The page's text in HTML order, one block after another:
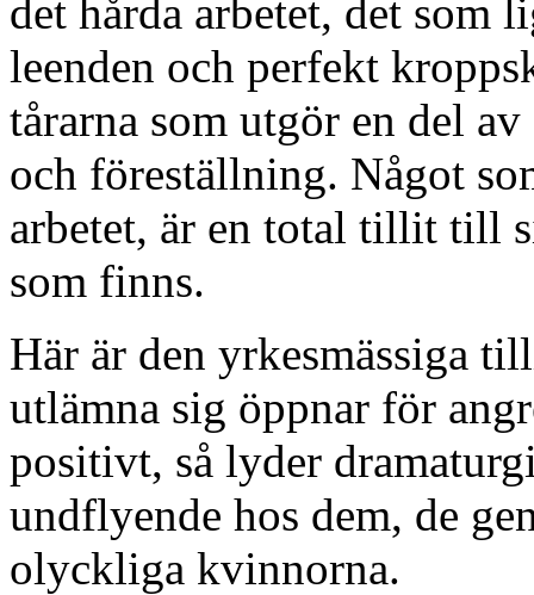
det hårda arbetet, det som
leenden och perfekt
tårarna som utgör en del
och föreställning. Något
arbetet, är en total tillit till
som finns.
Här är den yrkesmässiga
utlämna sig öppnar för
positivt, så lyder
undflyende hos dem, de
olyckliga kvinnorna.